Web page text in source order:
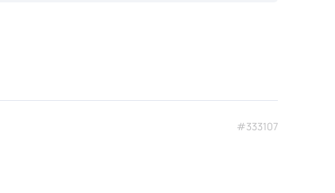
#333107